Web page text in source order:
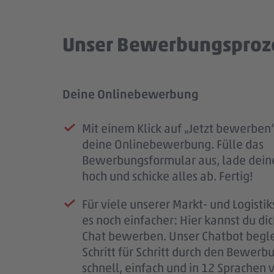
Unser
Deine Onlinebewerbung
Mit einem Klick auf „Jetzt
deine Onlinebewerbung. Fülle das
Bewerbungsformular aus, lade
hoch und schicke alles ab. Fertig!
Für viele unserer Markt- und
es noch einfacher: Hier kannst du
Chat bewerben. Unser Chatbot
Schritt für Schritt durch den
schnell, einfach und in 12 Sprachen
Prüfung deiner Bewerbung
Sobald deine Bewerbung bei uns
ist, erhältst du eine
Mail.
melden uns so schnell wie möglich
für deine Geduld – jede Bewerbung
wichtig.
Wenn wir Rückfragen haben,
Unser Kennenlernen
Deine Bewerbung hat uns
laden wir dich zu einem persönlichen
Kennenlernen ein.
PENNY, deinem möglichen
Team – und wir lernen dich besser
Dein Start im #teampenny
Nach unserem Kennenlernen
eine finale Rückmeldung.
Wenn alles passt, klären wir die
bald im #teampenny willkommen